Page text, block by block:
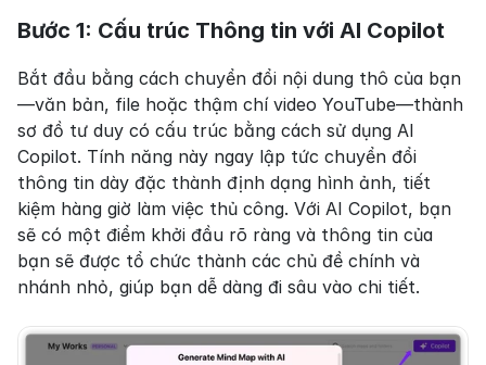
Bước 1: Cấu trúc Thông tin với AI Copilot
Bắt đầu bằng cách chuyển đổi nội dung thô của bạn
—văn bản, file hoặc thậm chí video YouTube—thành
sơ đồ tư duy có cấu trúc bằng cách sử dụng AI
Copilot. Tính năng này ngay lập tức chuyển đổi
thông tin dày đặc thành định dạng hình ảnh, tiết
kiệm hàng giờ làm việc thủ công. Với AI Copilot, bạn
sẽ có một điểm khởi đầu rõ ràng và thông tin của
bạn sẽ được tổ chức thành các chủ đề chính và
nhánh nhỏ, giúp bạn dễ dàng đi sâu vào chi tiết.